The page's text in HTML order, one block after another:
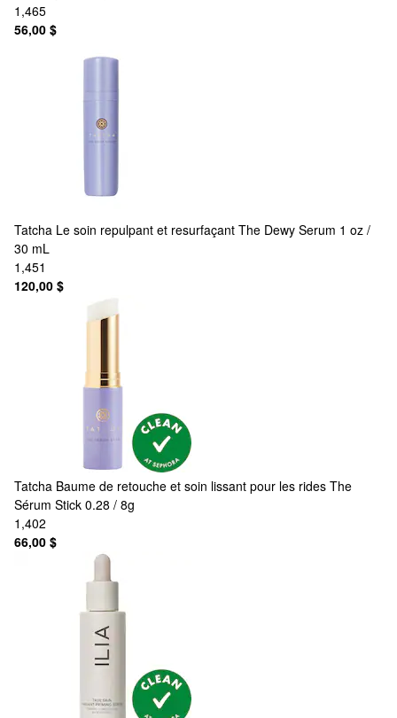
1,465
56,00 $
Tatcha Le soin repulpant et resurfaçant The Dewy Serum 1 oz /
30 mL
1,451
120,00 $
Tatcha Baume de retouche et soin lissant pour les rides The
Sérum Stick 0.28 / 8g
1,402
66,00 $